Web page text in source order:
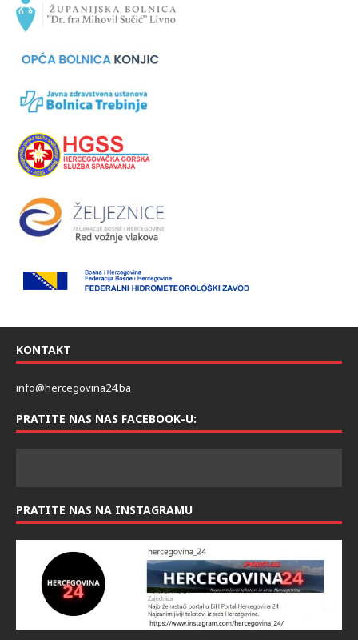
KONTAKT
info@hercegovina24.ba
PRATITE NAS NAS FACEBOOK-U:
PRATITE NAS NA INSTAGRAMU